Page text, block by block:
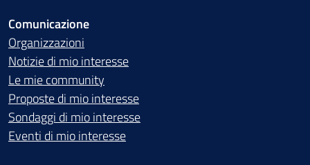
Comunicazione
Organizzazioni
Notizie di mio interesse
Le mie community
Proposte di mio interesse
Sondaggi di mio interesse
Eventi di mio interesse